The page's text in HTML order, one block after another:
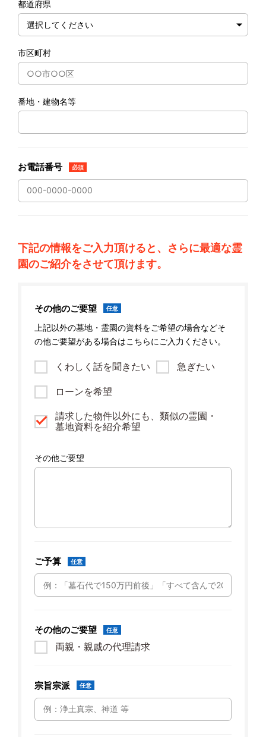
都道府県
市区町村
番地・建物名等
お電話番号 必須
下記の情報をご入力頂けると、さらに最適な霊
園のご紹介をさせて頂けます。
その他のご要望 任意
上記以外の墓地・霊園の資料をご希望の場合などそ
の他ご要望がある場合はこちらにご入力ください。
くわしく話を聞きたい 急ぎたい
ローンを希望
請求した物件以外にも、類似の霊園・
墓地資料を紹介希望
その他ご要望
ご予算 任意
その他のご要望 任意
両親・親戚の代理請求
宗旨宗派 任意